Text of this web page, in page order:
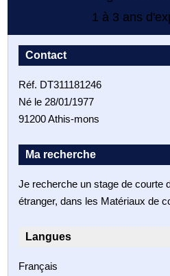
1 à 3 ans
Contact
Réf. DT311181246
Né le 28/01/1977
91200 Athis-mons
Ma recherche
Je recherche un stage de courte
étranger, dans les Matériaux de
Langues
Français